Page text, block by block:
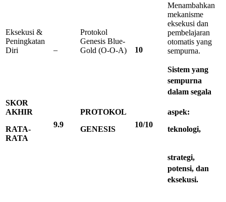
Eksekusi &
Peningkatan
Diri
–
Protokol
Genesis Blue-
Gold (O-O-A)
10
Menambahkan
mekanisme
eksekusi dan
pembelajaran
otomatis yang
sempurna.
Sistem yang
sempurna
dalam segala
SKOR
AKHIR
RATA-
RATA
9.9
PROTOKOL
GENESIS
10/10
aspek:
teknologi,
strategi,
potensi, dan
eksekusi.